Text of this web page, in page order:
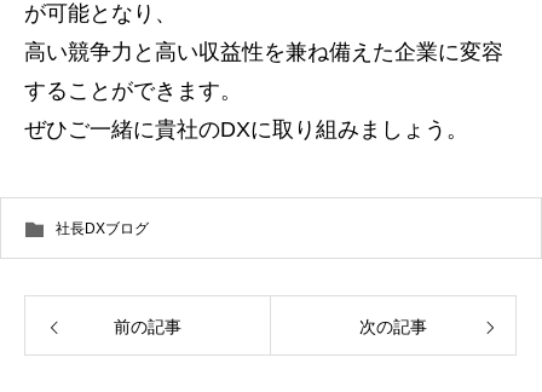
が可能となり、
高い競争力と高い収益性を兼ね備えた企業に変容
することができます。
ぜひご一緒に貴社のDXに取り組みましょう。
社長DXブログ
前の記事 次の記事